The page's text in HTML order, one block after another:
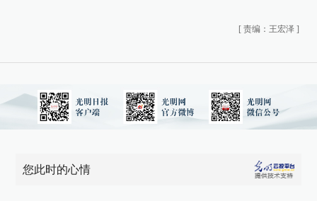
[ 责编：王宏泽 ]
您此时的心情